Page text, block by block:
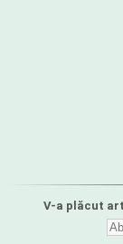
V-a plăcut